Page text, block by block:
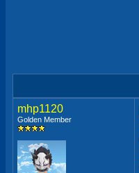
mhp1120
Golden Member